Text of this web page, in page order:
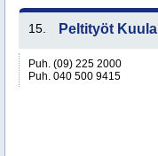
15. Peltityöt
Puh. (09) 225 2000
Puh. 040 500 9415